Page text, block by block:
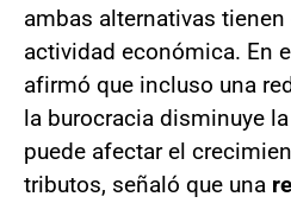
ambas alternativas
actividad económica. En
afirmó que incluso una
la burocracia disminuye
puede afectar el
tributos, señaló que una